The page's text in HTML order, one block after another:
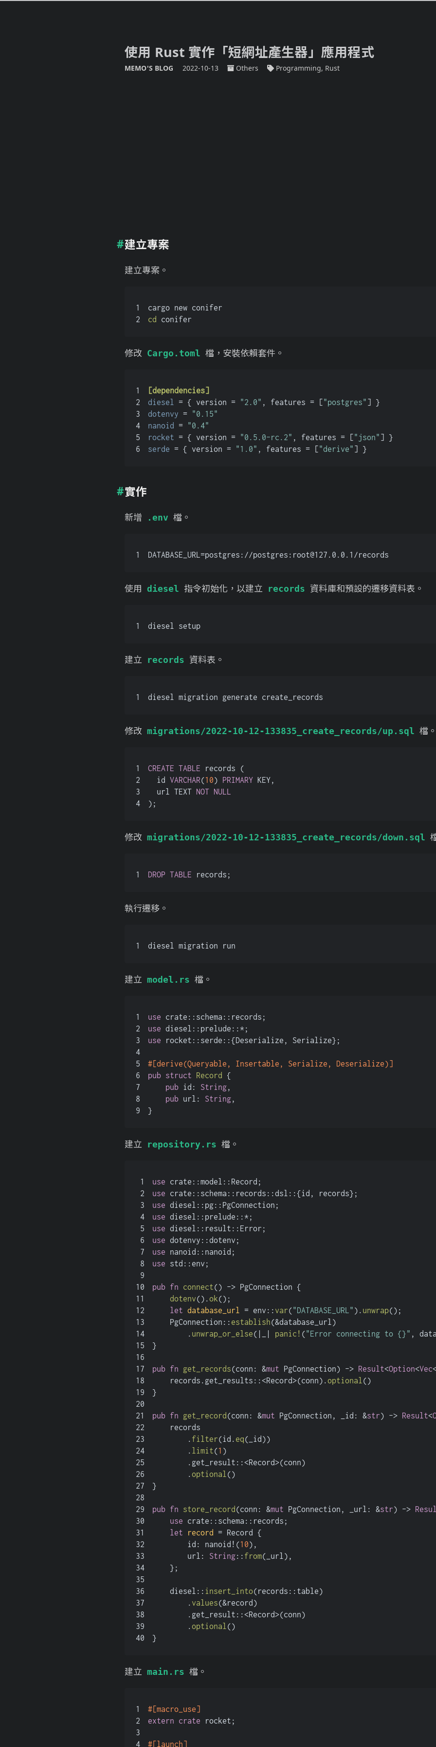
使用 Rust 實作「短網址產生器」應用程式
MEMO'S BLOG 2022-10-13 Others Programming, Rust
建立專案
建立專案。
1
2
cargo new conifer
cd
conifer
修改 Cargo.toml 檔，安裝依賴套件。
1
2
3
4
5
6
[dependencies]
diesel
= { version = "2.0" , features = ["postgres" ] }
dotenvy =
"0.15"
nanoid
=
"0.4"
rocket = { version = "0.5.0-rc.2" , features = ["json" ] }
serde = { version = "1.0" , features = ["derive" ] }
實作
新增 .env 檔。
1 DATABASE_URL=postgres://postgres: root@127.0.0.1 /records
使用 diesel 指令初始化，以建立 records 資料庫和預設的遷移資料表。
1 diesel setup
建立 records 資料表。
1 diesel migration generate create_records
修改 migrations/2022-10-12-133835_create_records/up.sql 檔
1
2
3
4
CREATE TABLE records (
  id
VARCHAR(10) PRIMARY KEY,
  url TEXT
NOT NULL
);
修改 migrations/2022-10-12-133835_create_records/down.sql
1 DROP TABLE records;
執行遷移。
1 diesel migration run
建立 model.rs 檔。
1
2
3
4
5
6
7
8
9
use crate::schema::records;
use diesel::prelude::*;
use rocket::serde::{Deserialize, Serialize};
#[derive(Queryable, Insertable, Serialize, Deserialize)]
pub struct Record
{
pub id: String,
pub url: String,
}
建立 repository.rs 檔。
1
2
3
4
5
6
7
8
9
10
11
12
13
14
15
16
17
18
19
20
21
22
23
24
25
26
27
28
29
30
31
32
33
34
35
36
37
38
39
40
use crate::model::Record;
use crate::schema::records::dsl::{id, records};
use diesel::pg::PgConnection;
use diesel::prelude::*;
use diesel::result::Error;
use dotenvy::dotenv;
use nanoid::nanoid;
use std::env;
pub fn connect() -> PgConnection {
dotenv().ok();
let database_url = env:: var( "DATABASE_URL" ). unwrap();
    PgConnection::
establish(&database_url)
        .
unwrap_or_else(|_| panic! ( "Error connecting to {}" ,
}
pub fn get_records(conn: &mut PgConnection) -> Result<Option<Vec
    records.get_results::<Record>(conn).
optional ()
}
pub fn get_record (conn: &mut PgConnection, _id: &str) -> Result<
    records
        .
filter(id. eq(_id))
        .
limit(1 )
        .get_result::<Record>(conn)
        .
optional ()
}
pub fn store_record (conn: &mut PgConnection, _url: &str) ->
use crate::schema::records;
let
record
= Record {
        id: nanoid!(
10),
        url:
String:: from(_url),
    };
    diesel::
insert_into(records::table)
        .
values(&record)
        .get_result::<Record>(conn)
        .
optional ()
}
建立 main.rs 檔。
1
2
3
4
#[macro_use]
extern
crate rocket;
#[launch]